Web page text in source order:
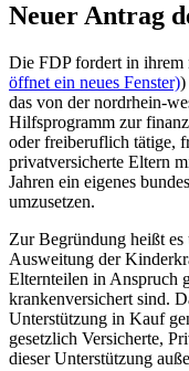
Neuer Antrag
Die FDP fordert in ihrem
öffnet ein neues Fenster))
das von der nordrhein-
Hilfsprogramm zur
oder freiberuflich tätige,
privatversicherte Eltern
Jahren ein eigenes
umzusetzen.
Zur Begründung heißt es
Ausweitung der
Elternteilen in Anspruch
krankenversichert sind.
Unterstützung in Kauf
gesetzlich Versicherte,
dieser Unterstützung